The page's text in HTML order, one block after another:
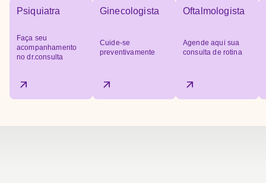
Psiquiatra
Faça seu
acompanhamento
no dr.consulta
Ginecologista
Cuide-se
preventivamente
Oftalmologista
Agende aqui sua
consulta de rotina